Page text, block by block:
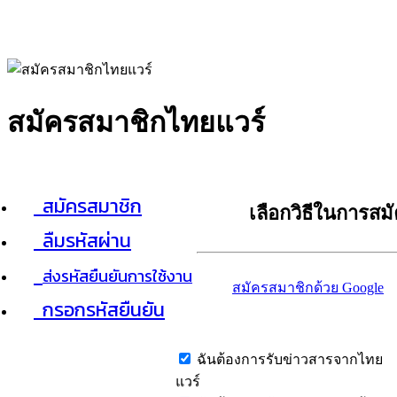
สมัครสมาชิกไทยแวร์
สมัครสมาชิก
ลืมรหัสผ่าน
ส่งรหัสยืนยันการใช้งาน
กรอกรหัสยืนยัน
เลือกวิธีในการส
สมัครสมาชิกด้วย Google
ฉันต้องการรับข่าวสารจากไทย
แวร์